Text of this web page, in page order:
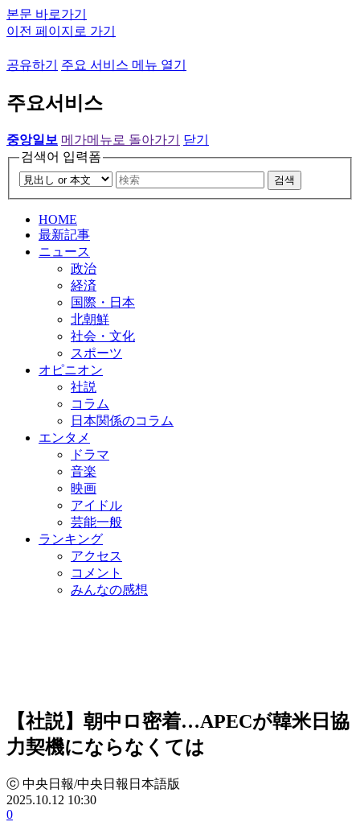
본문 바로가기
이전 페이지로 가기
공유하기 주요 서비스 메뉴 열기
주요서비스
중앙일보 메가메뉴로 돌아가기
닫기
검색어 입력폼
검색
HOME
最新記事
ニュース
政治
経済
国際・日本
北朝鮮
社会・文化
スポーツ
オピニオン
社説
コラム
日本関係のコラム
エンタメ
ドラマ
音楽
映画
アイドル
芸能一般
ランキング
アクセス
コメント
みんなの感想
【社説】朝中ロ密着…APECが韓米日協
力契機にならなくては
ⓒ 中央日報/中央日報日本語版
2025.10.12 10:30
0